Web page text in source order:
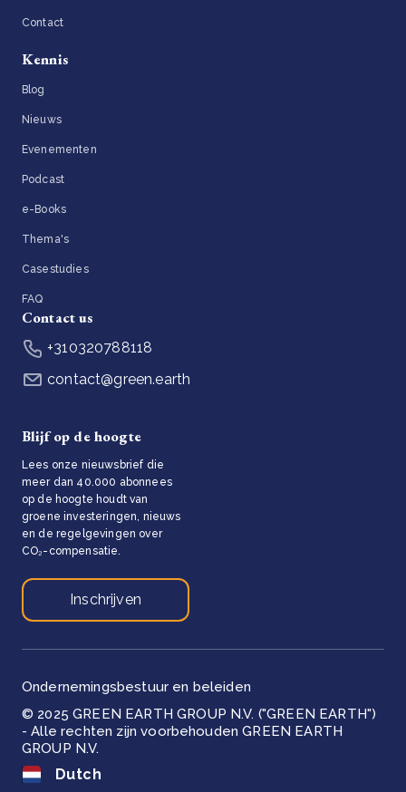
Contact
Kennis
Blog
Nieuws
Evenementen
Podcast
e-Books
Thema's
Casestudies
FAQ
Contact us
+310320788118
contact@green.earth
Blijf op de hoogte
Lees onze nieuwsbrief die
meer dan 40.000 abonnees
op de hoogte houdt van
groene investeringen, nieuws
en de regelgevingen over
CO₂-compensatie.
Inschrijven
© 2025 GREEN EARTH GROUP N.V. ("GREEN EARTH")
- Alle rechten zijn voorbehouden GREEN EARTH
GROUP N.V.
Ondernemingsbestuur en beleiden
Dutch